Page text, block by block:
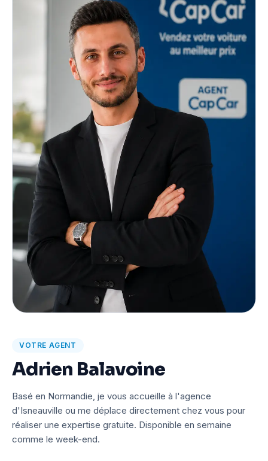
VOTRE AGENT
Adrien Balavoine
Basé en Normandie, je vous accueille à l'agence
d'Isneauville ou me déplace directement chez vous pour
réaliser une expertise gratuite. Disponible en semaine
comme le week-end.